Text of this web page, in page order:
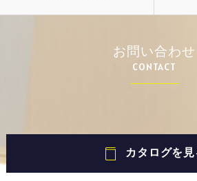
お問い合わせ
CONTACT
カタログを見